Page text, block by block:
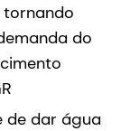
do
de dar água